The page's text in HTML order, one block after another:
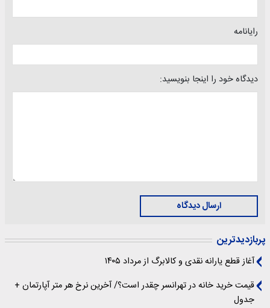
رایانامه
دیدگاه خود را اینجا بنویسید:
ارسال دیدگاه
پربازدیدترین
آغاز قطع یارانه نقدی و کالابرگ از مرداد ۱۴۰۵
قیمت خرید خانه در تهرانسر چقدر است؟/ آخرین نرخ هر متر آپارتمان +
جدول